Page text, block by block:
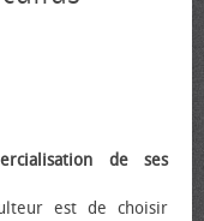
de ses
est de choisir